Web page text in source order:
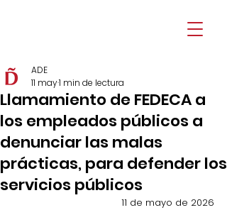
Llamamiento de FEDECA a
los empleados públicos a
denunciar las malas
prácticas, para defender los
servicios públicos
ADE
11 may1 min de lectura
11 de mayo de 2026